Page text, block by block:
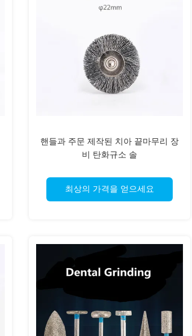
핸들과 주문 제작된 치아 끝마무리 장
비 탄화규소 솔
최상의 가격을 얻으세요